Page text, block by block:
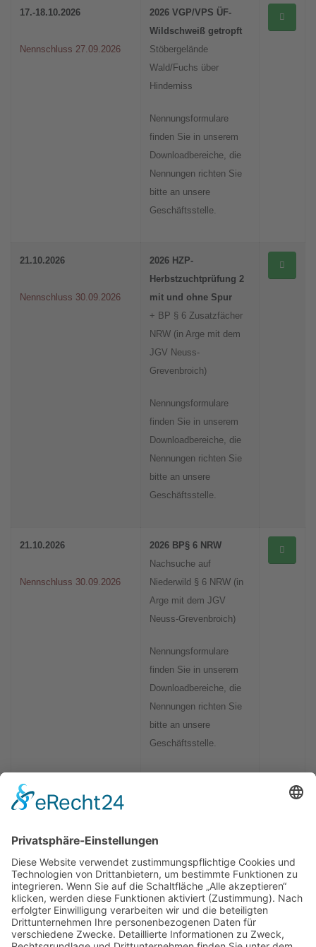
17.-18.10.2026
Nennschluss 27.09.2026
2026 VGP/VPS ÜF-
Wildschweiß getropft
Stöbergelände
Wald/Fuchs über
Hinderniss
Nennungsformulare
finden Sie in unserem
Downloadbereiche, die
Nennungen richten Sie
bitte an unsere
Geschäftsstelle.
21.10.2026
Nennschluss 30.09.2026
2026 HZP-
Herbstzuchtprüfung 2
mit und ohne Spur
+ BP § 6 Zusatzfächer
NRW (in Arge mit dem
JGV Neuss-
Grevenbroich)
Nennungsformulare
finden Sie in unserem
Downloadbereiche, die
Nennungen richten Sie
bitte an unsere
Geschäftsstelle.
21.10.2026
Nennschluss 30.09.2026
2026 BP§ 6 NRW
Nachsuche auf
Niederwild § 6 NRW (in
Arge mit dem JGV
Neuss-Grevenbroich)
Nennungsformulare
finden Sie in unserem
Downloadbereiche, die
Nennungen richten Sie
bitte an unsere
Geschäftsstelle.
Bei uns können Sie folgende Jagd­
gebrauchs­hundeprüfungen führen:
BTR, VJP, HZP, VGP, VPS, VSwP, VFsP, BP §6
und §7 NRW